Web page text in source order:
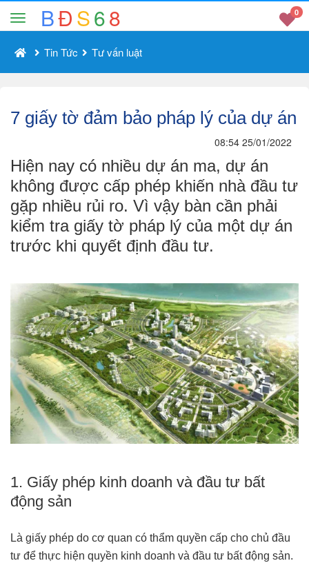
BĐS68 0
Tin Tức Tư vấn luật
7 giấy tờ đảm bảo pháp lý của dự án
08:54 25/01/2022
Hiện nay có nhiều dự án ma, dự án
không được cấp phép khiến nhà đầu tư
gặp nhiều rủi ro. Vì vậy bàn cần phải
kiểm tra giấy tờ pháp lý của một dự án
trước khi quyết định đầu tư.
1. Giấy phép kinh doanh và đầu tư bất
động sản
Là giấy phép do cơ quan có thẩm quyền cấp cho chủ đầu
tư để thực hiện quyền kinh doanh và đầu tư bất động sản.